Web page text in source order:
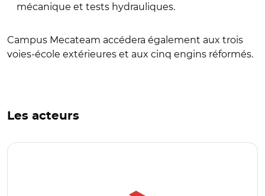
mécanique et tests hydrauliques.
Campus Mecateam accédera également aux trois
voies-école extérieures et aux cinq engins réformés.
Les acteurs